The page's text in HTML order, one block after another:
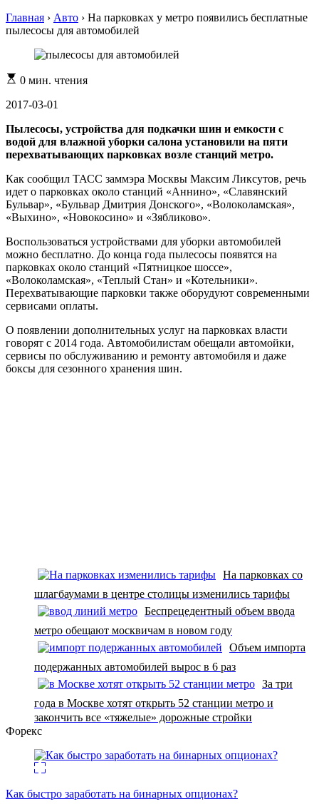
Главная › Авто › На парковках у метро появились бесплатные
пылесосы для автомобилей
Расчетное
чтения
0 мин. чтения
2017-03-01
Пылесосы, устройства для подкачки шин и емкости с
водой для влажной уборки салона установили на пяти
перехватывающих парковках возле станций метро.
Как сообщил ТАСС заммэра Москвы Максим Ликсутов, речь
идет о парковках около станций «Аннино», «Славянский
Бульвар», «Бульвар Дмитрия Донского», «Волоколамская»,
«Выхино», «Новокосино» и «Зябликово».
Воспользоваться устройствами для уборки автомобилей
можно бесплатно. До конца года пылесосы появятся на
парковках около станций «Пятницкое шоссе»,
«Волоколамская», «Теплый Стан» и «Котельники».
Перехватывающие парковки также оборудуют современными
сервисами оплаты.
О появлении дополнительных услуг на парковках власти
говорят с 2014 года. Автомобилистам обещали автомойки,
сервисы по обслуживанию и ремонту автомобиля и даже
боксы для сезонного хранения шин.
На парковках со
шлагбаумами в центре столицы изменились тарифы
Беспрецедентный объем ввода
метро обещают москвичам в новом году
Объем импорта
подержанных автомобилей вырос в 6 раз
За три
года в Москве хотят открыть 52 станции метро и
закончить все «тяжелые» дорожные стройки
Форекс
Как быстро заработать на бинарных опционах?